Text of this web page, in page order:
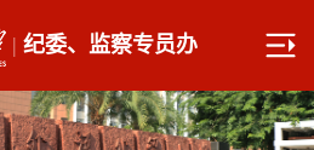
| 纪委、监察专员办